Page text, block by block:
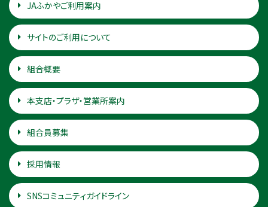
JAふかやご利用案内
サイトのご利用について
組合概要
本支店・プラザ・営業所案内
組合員募集
採用情報
SNSコミュニティガイドライン